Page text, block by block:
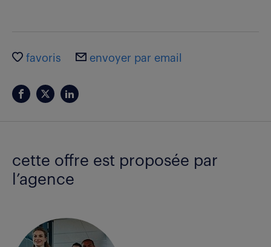
favoris envoyer par email
cette offre est proposée par
l’agence